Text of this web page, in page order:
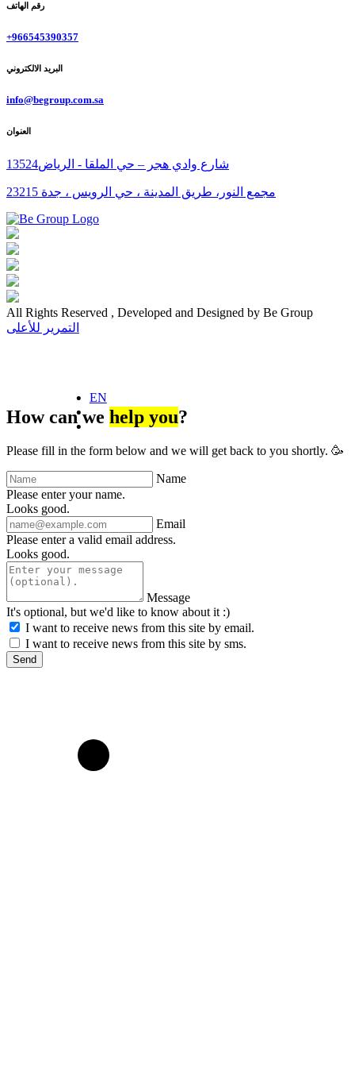
رقم الهاتف
+966545390357
البريد الالكتروني
info@begroup.com.sa
العنوان
شارع وادي هجر – حي الملقا - الرياض13524
مجمع النور، طريق المدينة ، حي الرويس ، جدة 23215
All Rights Reserved , Developed and Designed by Be Group
التمرير للأعلى
EN
How canwe help you?
Please fill in the form below and we will get back to you shortly. 🥳
Name
Please enter your name.
Looks good.
Email
Please enter a valid email address.
Looks good.
Message
It's optional, but we'd like to know about it :)
I want to receive news from this site by email.
I want to receive news from this site by sms.
Send